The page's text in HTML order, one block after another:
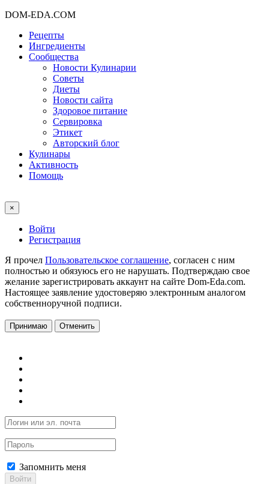
DOM-EDA.COM
Рецепты
Ингредиенты
Сообщества
Новости Кулинарии
Советы
Диеты
Новости сайта
Здоровое питание
Сервировка
Этикет
Авторский блог
Кулинары
Активность
Помощь
×
Войти
Регистрация
Я прочел Пользовательское соглашение, согласен с ним
полностью и обязуюсь его не нарушать. Подтверждаю свое
желание зарегистрировать аккаунт на сайте Dom-Eda.com.
Настоящее заявление удостоверяю электронным аналогом
собственноручной подписи.
Принимаю Отменить
Запомнить меня
Войти